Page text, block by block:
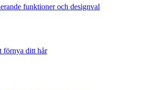
funktioner och designval
förnya ditt hår